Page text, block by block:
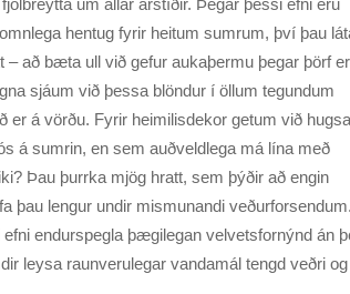
um allar árstíðir. Þegar þessi efni eru
hentug fyrir heitum sumrum, því þau
að bæta ull við gefur aukaþermu þegar þörf
sjáum við þessa blöndur í öllum tegundum
á vörðu. Fyrir heimilisdekor getum við
á sumrin, en sem auðveldlega má lína með
Þau þurrka mjög hratt, sem þýðir að engin
þau lengur undir mismunandi veðurforsendum.
endurspegla þægilegan velvetsfornýnd án
leysa raunverulegar vandamál tengd veðri og